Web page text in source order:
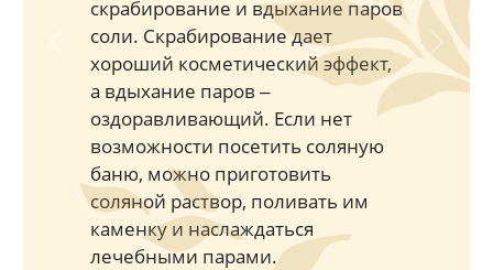
скрабирование и вдыхание паров
соли. Скрабирование дает
хороший косметический эффект,
а вдыхание паров ‒
оздоравливающий. Если нет
возможности посетить соляную
баню, можно приготовить
соляной раствор, поливать им
каменку и наслаждаться
лечебными парами.
Next